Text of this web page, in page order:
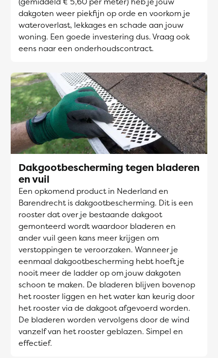
dakgoten weer piekfijn op orde en voorkom je
wateroverlast, lekkages en schade aan jouw
woning. Een goede investering dus. Vraag ook
eens naar een onderhoudscontract.
Dakgootbescherming tegen bladeren
en vuil
Een opkomend product in Nederland en
Barendrecht is dakgootbescherming. Dit is een
rooster dat over je bestaande dakgoot
gemonteerd wordt waardoor bladeren en
ander vuil geen kans meer krijgen om
verstoppingen te veroorzaken. Wanneer je
eenmaal dakgootbescherming hebt hoeft je
nooit meer de ladder op om jouw dakgoten
schoon te maken. De bladeren blijven bovenop
het rooster liggen en het water kan keurig door
het rooster via de dakgoot afgevoerd worden.
De bladeren worden vervolgens door de wind
vanzelf van het rooster geblazen. Simpel en
effectief.